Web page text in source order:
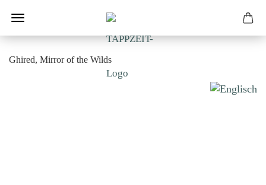
Ghired, Mirror of the Wilds